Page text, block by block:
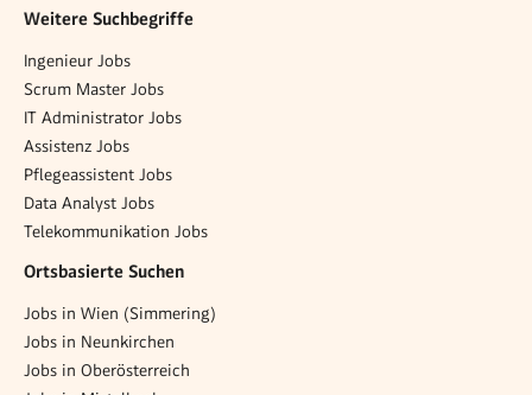
Weitere Suchbegriffe
Ingenieur Jobs
Scrum Master Jobs
IT Administrator Jobs
Assistenz Jobs
Pflegeassistent Jobs
Data Analyst Jobs
Telekommunikation Jobs
Ortsbasierte Suchen
Jobs in Wien (Simmering)
Jobs in Neunkirchen
Jobs in Oberösterreich